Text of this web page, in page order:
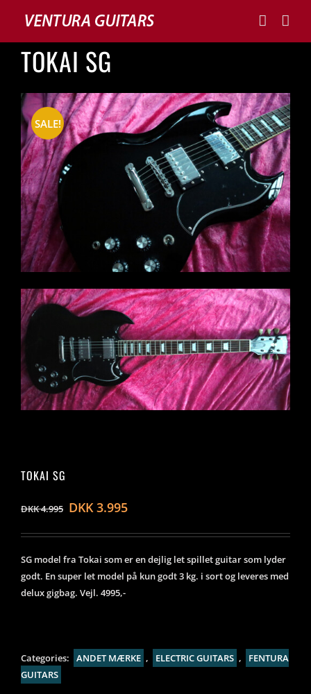
content
TOKAI SG
SALE!
TOKAI SG
DKK4.995 DKK3.995
SG model fra Tokai som er en dejlig let spillet guitar som lyder
godt. En super let model på kun godt 3 kg. i sort og leveres med
delux gigbag. Vejl. 4995,-
Categories: ANDET MÆRKE , ELECTRIC GUITARS ,
FENTURA
GUITARS